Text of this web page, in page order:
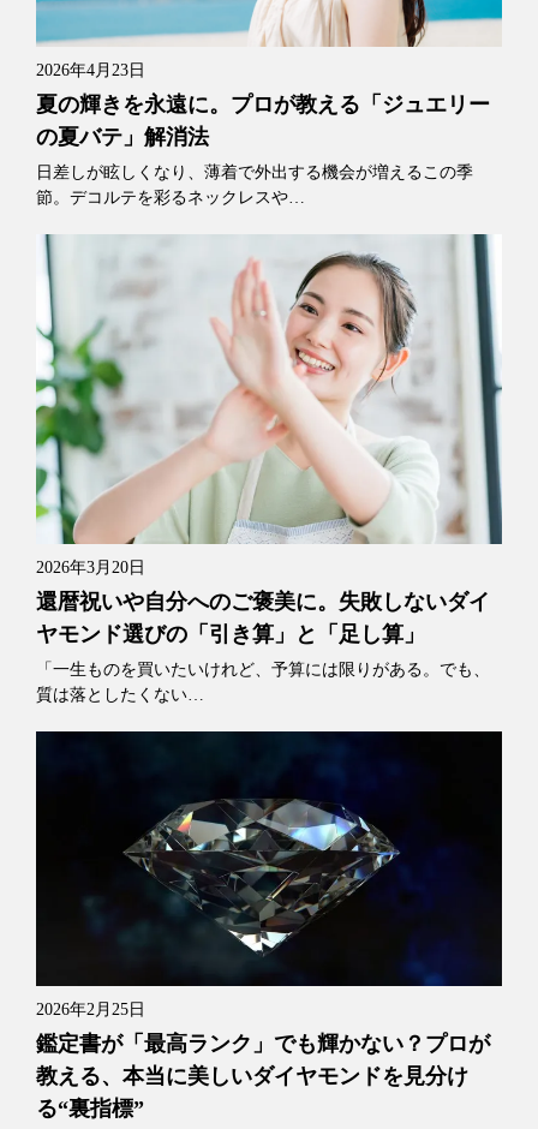
2026年4月23日
夏の輝きを永遠に。プロが教える「ジュエリー
の夏バテ」解消法
日差しが眩しくなり、薄着で外出する機会が増えるこの季
節。デコルテを彩るネックレスや…
2026年3月20日
還暦祝いや自分へのご褒美に。失敗しないダイ
ヤモンド選びの「引き算」と「足し算」
「一生ものを買いたいけれど、予算には限りがある。でも、
質は落としたくない…
2026年2月25日
鑑定書が「最高ランク」でも輝かない？プロが
教える、本当に美しいダイヤモンドを見分け
る“裏指標”